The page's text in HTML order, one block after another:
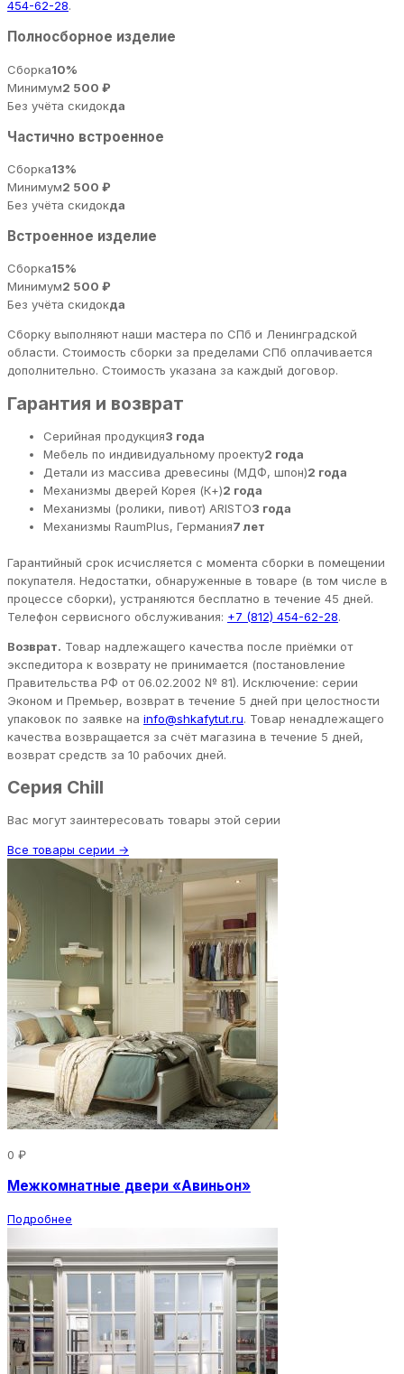
454-62-28.
Полносборное изделие
Сборка10%
Минимум2 500 ₽
Без учёта скидокда
Частично встроенное
Сборка13%
Минимум2 500 ₽
Без учёта скидокда
Встроенное изделие
Сборка15%
Минимум2 500 ₽
Без учёта скидокда
Сборку выполняют наши мастера по СПб и Ленинградской
области. Стоимость сборки за пределами СПб оплачивается
дополнительно. Стоимость указана за каждый договор.
Гарантия и возврат
Серийная продукция3 года
Мебель по индивидуальному проекту2 года
Детали из массива древесины (МДФ, шпон)2 года
Механизмы дверей Корея (К+)2 года
Механизмы (ролики, пивот) ARISTO3 года
Механизмы RaumPlus, Германия7 лет
Гарантийный срок исчисляется с момента сборки в помещении
покупателя. Недостатки, обнаруженные в товаре (в том числе в
процессе сборки), устраняются бесплатно в течение 45 дней.
Телефон сервисного обслуживания: +7 (812) 454-62-28.
Возврат. Товар надлежащего качества после приёмки от
экспедитора к возврату не принимается (постановление
Правительства РФ от 06.02.2002 № 81). Исключение: серии
Эконом и Премьер, возврат в течение 5 дней при целостности
упаковок по заявке на info@shkafytut.ru. Товар ненадлежащего
качества возвращается за счёт магазина в течение 5 дней,
возврат средств за 10 рабочих дней.
Серия Chill
Вас могут заинтересовать товары этой серии
Все товары серии →
0 ₽
Межкомнатные двери «Авиньон»
Подробнее